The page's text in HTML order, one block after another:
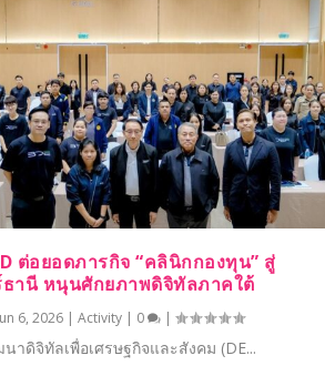
ต่อยอดภารกิจ “คลินิกกองทุน” สู่
านี หนุนศักยภาพดิจิทัลภาคใต้
6, 2026| Activity| 0 |
าดิจิทัลเพื่อเศรษฐกิจและสังคม (DE...